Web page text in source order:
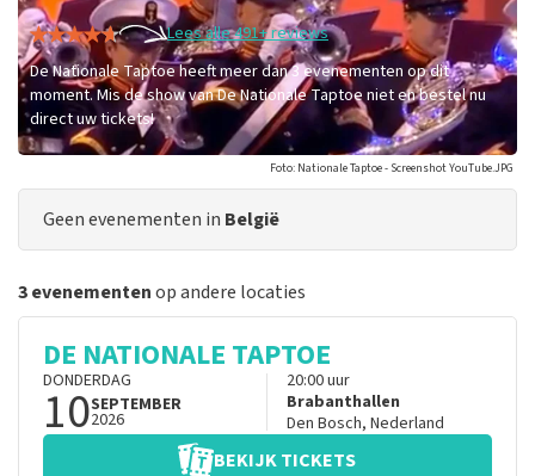
Lees alle 491+ reviews
De Nationale Taptoe heeft meer dan 3 evenementen op dit
moment. Mis de show van De Nationale Taptoe niet en bestel nu
direct uw tickets!
Foto: Nationale Taptoe - Screenshot YouTube.JPG
Geen evenementen in België
3 evenementenop andere locaties
DE NATIONALE TAPTOE
DONDERDAG
10SEPTEMBER
2026
20:00uur
Brabanthallen
Den Bosch, Nederland
BEKIJK TICKETS